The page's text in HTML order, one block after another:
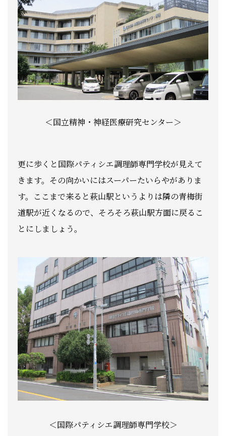
＜国立精神・神経医療研究センター＞
更に歩くと国際パティシエ調理師専門学校が見えて
きます。その向かいにはスーパーたいらやがありま
す。ここまで来ると萩山駅というよりは隣の青梅街
道駅が近くなるので、そろそろ萩山駅方面に戻るこ
とにしましょう。
＜国際パティシエ調理師専門学校＞